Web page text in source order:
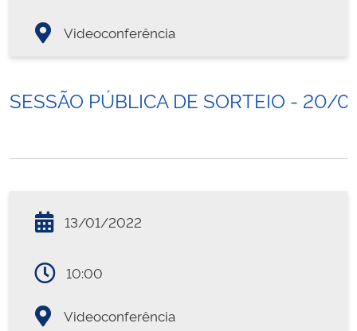
Videoconferência
SESSÃO PÚBLICA DE SORTEIO - 20/
13/01/2022
10:00
Videoconferência